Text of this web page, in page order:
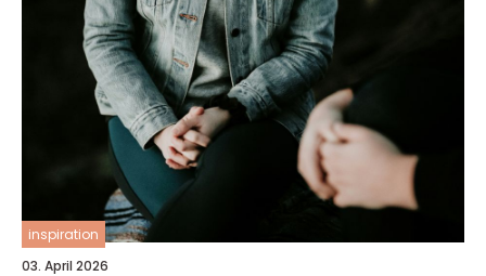
inspiration
03. April 2026